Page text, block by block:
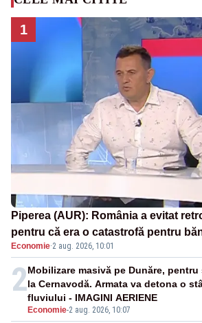
1
Piperea (AUR): România a evitat
pentru că era o catastrofă pentru
pensii
Economie·2 aug. 2026, 10:01
2
Economie-2 aug. 2026, 10:07
Mobilizare masivă pe Dunăre,
la Cernavodă. Armata va detona o
fluviului - IMAGINI AERIENE